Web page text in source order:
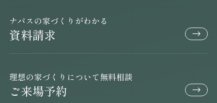
ナパスの家づくりがわかる
資料請求
理想の家づくりについて無料相談
ご来場予約